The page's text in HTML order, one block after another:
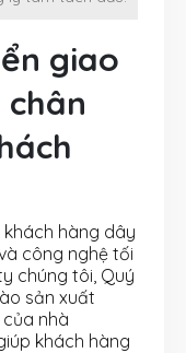
giao
hàng dây
công nghệ tối
chúng tôi, Quý
sản xuất
nhà
khách hàng